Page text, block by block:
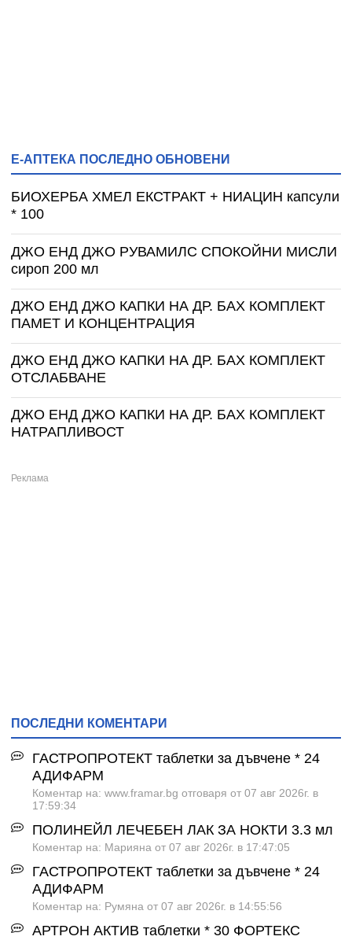
Е-АПТЕКА ПОСЛЕДНО ОБНОВЕНИ
БИОХЕРБА ХМЕЛ ЕКСТРАКТ + НИАЦИН капсули
* 100
ДЖО ЕНД ДЖО РУВАМИЛС СПОКОЙНИ МИСЛИ
сироп 200 мл
ДЖО ЕНД ДЖО КАПКИ НА ДР. БАХ КОМПЛЕКТ
ПАМЕТ И КОНЦЕНТРАЦИЯ
ДЖО ЕНД ДЖО КАПКИ НА ДР. БАХ КОМПЛЕКТ
ОТСЛАБВАНЕ
ДЖО ЕНД ДЖО КАПКИ НА ДР. БАХ КОМПЛЕКТ
НАТРАПЛИВОСТ
ПОСЛЕДНИ КОМЕНТАРИ
ГАСТРОПРОТЕКТ таблетки за дъвчене * 24
АДИФАРМ
Коментар на: www.framar.bg отговаря от 07 авг 2026г. в
17:59:34
ПОЛИНЕЙЛ ЛЕЧЕБЕН ЛАК ЗА НОКТИ 3.3 мл
Коментар на: Марияна от 07 авг 2026г. в 17:47:05
ГАСТРОПРОТЕКТ таблетки за дъвчене * 24
АДИФАРМ
Коментар на: Румяна от 07 авг 2026г. в 14:55:56
АРТРОН АКТИВ таблетки * 30 ФОРТЕКС